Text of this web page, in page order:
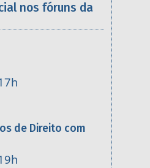
nos fóruns da
de Direito com